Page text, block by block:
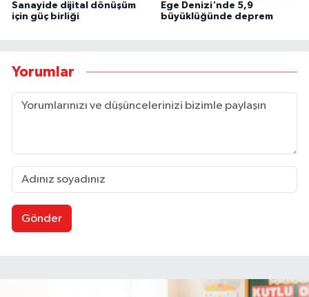
Sanayide dijital dönüşüm
için güç birliği
Ege Denizi'nde 5,9
büyüklüğünde deprem
Yorumlar
Gönder